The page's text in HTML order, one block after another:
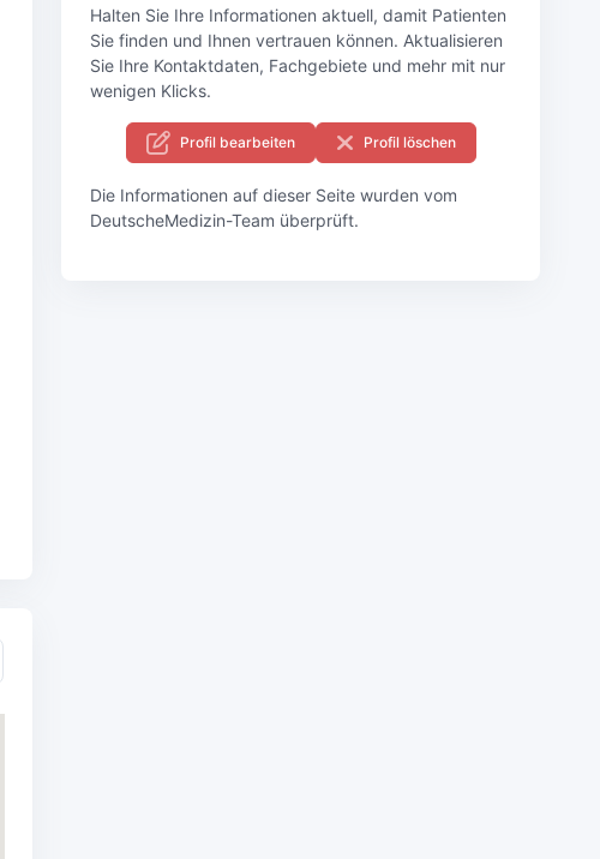
Halten Sie Ihre Informationen aktuell, damit Patienten
Sie finden und Ihnen vertrauen können. Aktualisieren
Sie Ihre Kontaktdaten, Fachgebiete und mehr mit nur
wenigen Klicks.
Profil bearbeiten Profil löschen
Die Informationen auf dieser Seite wurden vom
DeutscheMedizin-Team überprüft.